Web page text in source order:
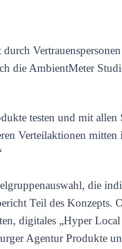
die AmbientMeter
testen und mit allen
Verteilaktionen
die
Teil des Konzepts.
digitales „Hyper
Agentur Produkte